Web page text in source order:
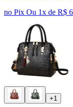
no Pix Ou 1x de R$
+1